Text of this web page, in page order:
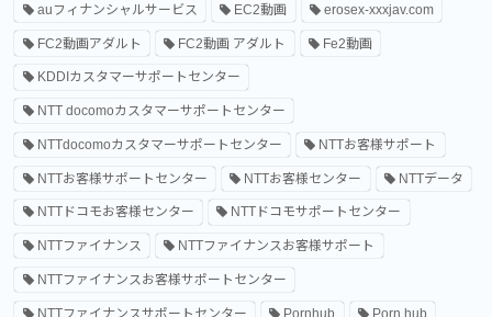
auフィナンシャルサービス EC2動画 erosex-xxxjav.com
FC2動画アダルト FC2動画 アダルト Fe2動画
KDDIカスタマーサポートセンター
NTT docomoカスタマーサポートセンター
NTTdocomoカスタマーサポートセンター NTTお客様サポート
NTTお客様サポートセンター NTTお客様センター NTTデータ
NTTドコモお客様センター NTTドコモサポートセンター
NTTファイナンス NTTファイナンスお客様サポート
NTTファイナンスお客様サポートセンター
NTTファイナンスサポートセンター Pornhub Porn hub